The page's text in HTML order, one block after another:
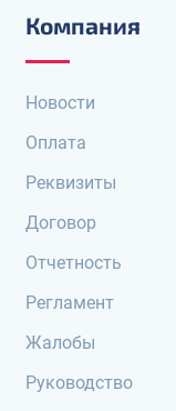
Компания
Новости
Оплата
Реквизиты
Договор
Отчетность
Регламент
Жалобы
Руководство